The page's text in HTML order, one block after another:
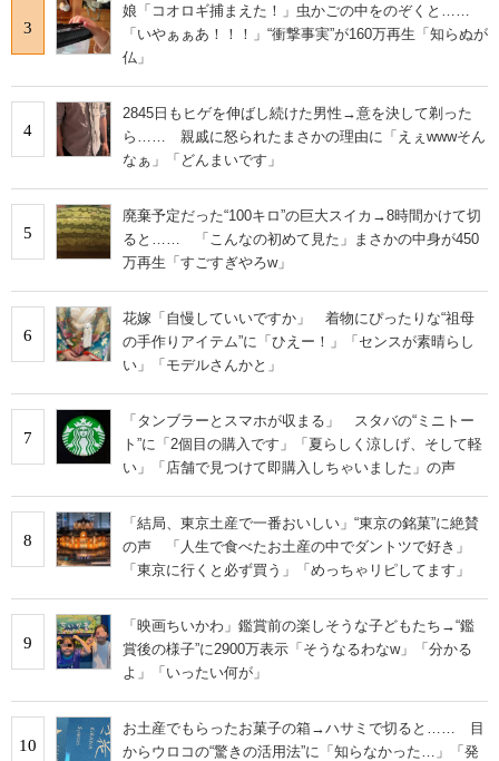
3
娘「コオロギ捕まえた！」虫かごの中をのぞくと……
「いやぁぁあ！！！」“衝撃事実”が160万再生「知らぬが
仏」
4
2845日もヒゲを伸ばし続けた男性→意を決して剃った
ら…… 親戚に怒られたまさかの理由に「えぇwwwそん
なぁ」「どんまいです」
5
廃棄予定だった“100キロ”の巨大スイカ→8時間かけて切
ると…… 「こんなの初めて見た」まさかの中身が450
万再生「すごすぎやろw」
6
花嫁「自慢していいですか」 着物にぴったりな“祖母
の手作りアイテム”に「ひえー！」「センスが素晴らし
い」「モデルさんかと」
7
「タンブラーとスマホが収まる」 スタバの“ミニトー
ト”に「2個目の購入です」「夏らしく涼しげ、そして軽
い」「店舗で見つけて即購入しちゃいました」の声
8
「結局、東京土産で一番おいしい」“東京の銘菓”に絶賛
の声 「人生で食べたお土産の中でダントツで好き」
「東京に行くと必ず買う」「めっちゃリピしてます」
9
「映画ちいかわ」鑑賞前の楽しそうな子どもたち→“鑑
賞後の様子”に2900万表示「そうなるわなw」「分かる
よ」「いったい何が」
10
お土産でもらったお菓子の箱→ハサミで切ると…… 目
からウロコの“驚きの活用法”に「知らなかった…」「発